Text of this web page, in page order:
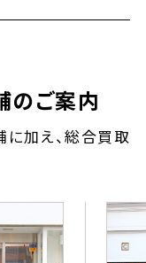
のご案内
加え、総合買取